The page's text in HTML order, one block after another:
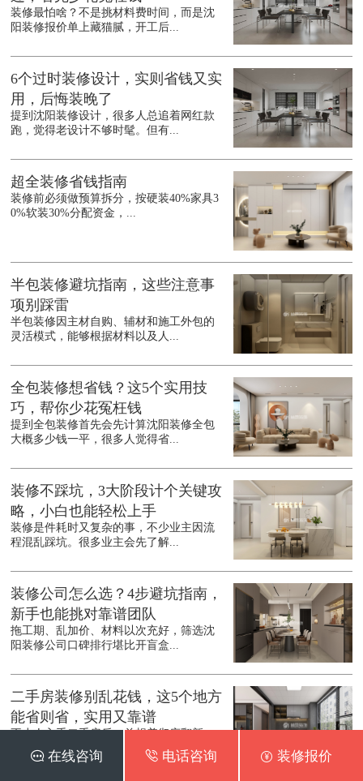
装修最怕啥？不是挑材料费时间，而是沈
阳装修报价单上藏猫腻，开工后...
6个过时装修设计，实则省钱又实
用，后悔装晚了
提到沈阳装修设计，很多人总追着网红款
跑，觉得老设计不够时髦。但有...
超全装修省钱指南
装修前必须做预算拆分，按硬装40%家具3
0%软装30%分配资金，...
半包装修避坑指南，这些注意事
项别踩雷
半包装修因主材自购、辅材和施工外包的
灵活模式，能够根据材料以及人...
全包装修想省钱？这5个实用技
巧，帮你少花冤枉钱
提到全包装修首先会先计算沈阳装修全包
大概多少钱一平，很多人觉得省...
装修不踩坑，3大阶段计个关键攻
略，小白也能轻松上手
装修是件耗时又复杂的事，不少业主因流
程混乱踩坑。很多业主会先了解...
装修公司怎么选？4步避坑指南，
新手也能挑对靠谱团队
拖工期、乱加价、材料以次充好，筛选沈
阳装修公司口碑排行堪比开盲盒...
二手房装修别乱花钱，这5个地方
能省则省，实用又靠谱
不少人入手二手房后，总想着彻底翻新，
结果预算一路飙升。其实沈阳二...
 在线咨询  电话咨询  装修报价